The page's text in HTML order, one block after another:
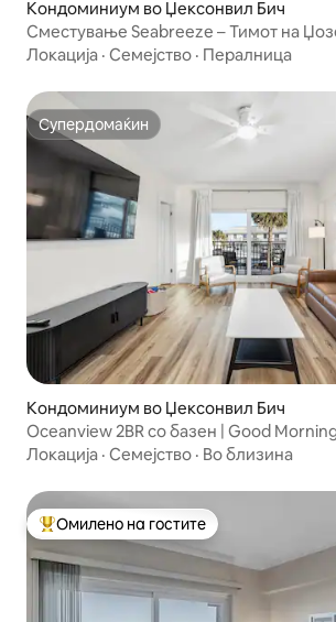
Кондоминиум во Џексонвил Бич
Сместување Seabreeze – Тимот на
Локација · Семејство · Пералница
Супердомаќин
Супердомаќин
Кондоминиум во Џексонвил Бич
Oceanview 2BR со базен | Good
Локација · Семејство · Во близина
Меѓу најуспешните „Омилени на гостите“
Омилено на гостите